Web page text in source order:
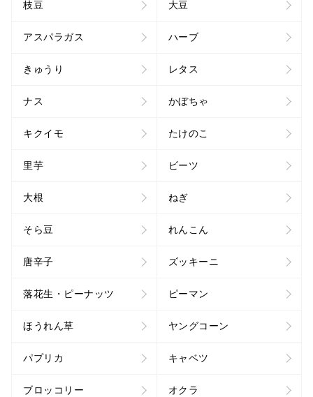
枝豆 大豆
アスパラガス ハーブ
きゅうり レタス
ナス かぼちゃ
キクイモ たけのこ
里芋 ビーツ
大根 ねぎ
そら豆 れんこん
唐辛子 ズッキーニ
落花生・ピーナッツ ピーマン
ほうれん草 ヤングコーン
パプリカ キャベツ
ブロッコリー オクラ